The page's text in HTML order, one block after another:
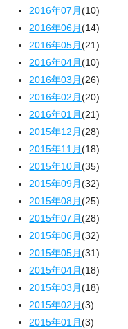
2016年07月(10)
2016年06月(14)
2016年05月(21)
2016年04月(10)
2016年03月(26)
2016年02月(20)
2016年01月(21)
2015年12月(28)
2015年11月(18)
2015年10月(35)
2015年09月(32)
2015年08月(25)
2015年07月(28)
2015年06月(32)
2015年05月(31)
2015年04月(18)
2015年03月(18)
2015年02月(3)
2015年01月(3)